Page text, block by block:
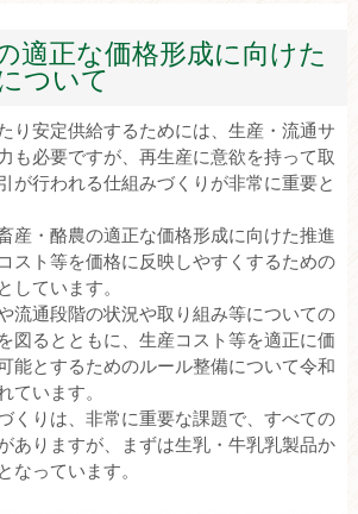
適正な価格形成に向けた
ついて
り安定供給するためには、生産・流通サ
も必要ですが、再生産に意欲を持って取
が行われる仕組みづくりが非常に重要と
産・酪農の適正な価格形成に向けた推進
スト等を価格に反映しやすくするための
しています。
流通段階の状況や取り組み等についての
図るとともに、生産コスト等を適正に価
能とするためのルール整備について令和
ています。
くりは、非常に重要な課題で、すべての
ありますが、まずは生乳・牛乳乳製品か
なっています。